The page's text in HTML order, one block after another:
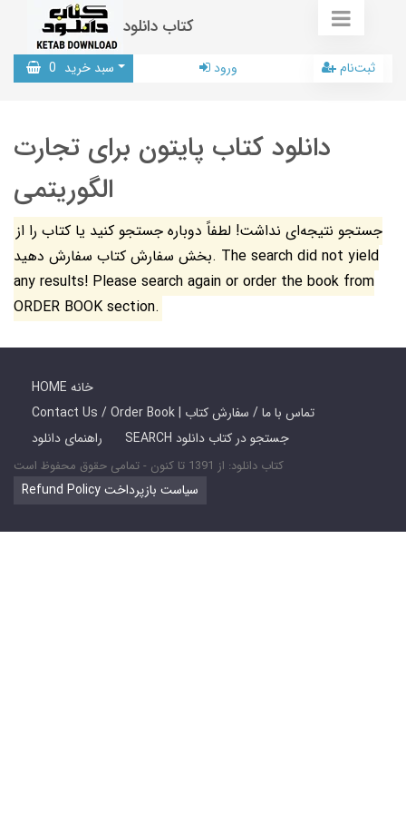
کتاب دانلود
سبد خرید 0 ورود ثبت‌نام
دانلود کتاب پایتون برای تجارت
الگوریتمی
جستجو نتیجه‌ای نداشت! لطفاً دوباره جستجو کنید یا کتاب را از
بخش سفارش کتاب سفارش دهید. The search did not yield
any results! Please search again or order the book from
ORDER BOOK section.
HOME خانه
Contact Us / Order Book | تماس با ما / سفارش کتاب
راهنمای دانلود
SEARCH جستجو در کتاب دانلود
کتاب دانلود: از 1391 تا کنون - تمامی حقوق محفوظ است
Refund Policy سیاست بازپرداخت